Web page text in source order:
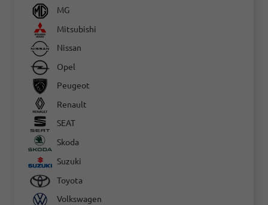
MG
Mitsubishi
Nissan
Opel
Peugeot
Renault
SEAT
Skoda
Suzuki
Toyota
Volkswagen